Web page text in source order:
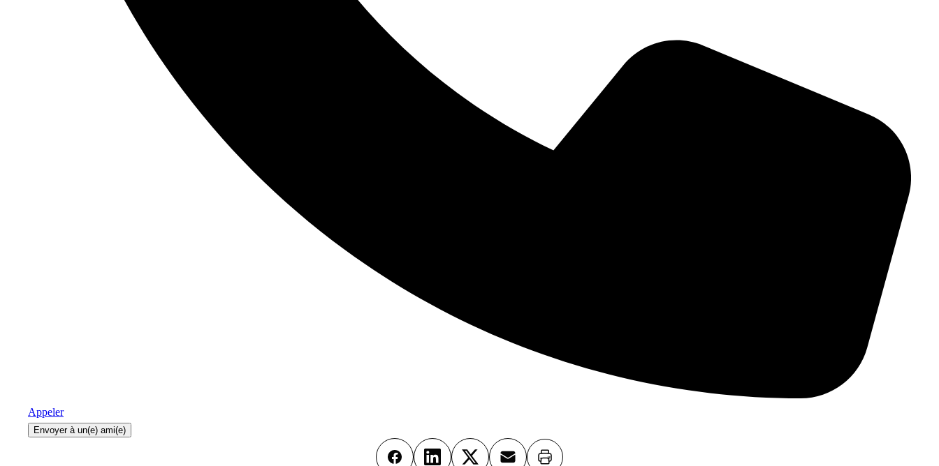
Appeler
Envoyer à un(e) ami(e)
Imprimer